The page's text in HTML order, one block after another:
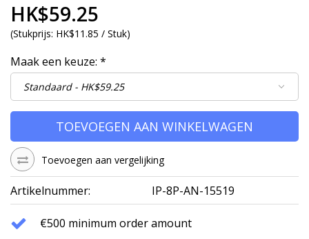
HK$59.25
(Stukprijs: HK$11.85 / Stuk)
Maak een keuze: *
TOEVOEGEN AAN WINKELWAGEN
Toevoegen aan vergelijking
Artikelnummer: IP-8P-AN-15519
€500 minimum order amount